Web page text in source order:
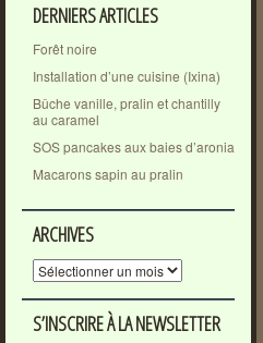
DERNIERS ARTICLES
Forêt noire
Installation d’une cuisine (Ixina)
Bûche vanille, pralin et chantilly
au caramel
SOS pancakes aux baies d’aronia
Macarons sapin au pralin
ARCHIVES
Archives
S’INSCRIRE À LA NEWSLETTER